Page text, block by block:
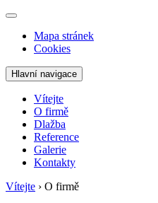
Mapa stránek
Cookies
Hlavní navigace
Vítejte
O firmě
Dlažba
Reference
Galerie
Kontakty
Vítejte › O firmě